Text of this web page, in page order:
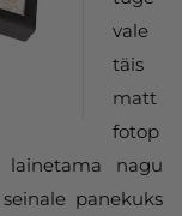
vale
täis
matt
fotop
nagu
panekuks